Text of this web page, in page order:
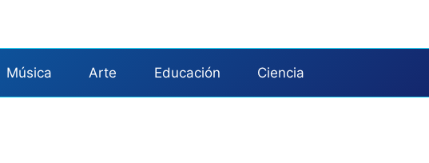
Música Arte Educación Ciencia